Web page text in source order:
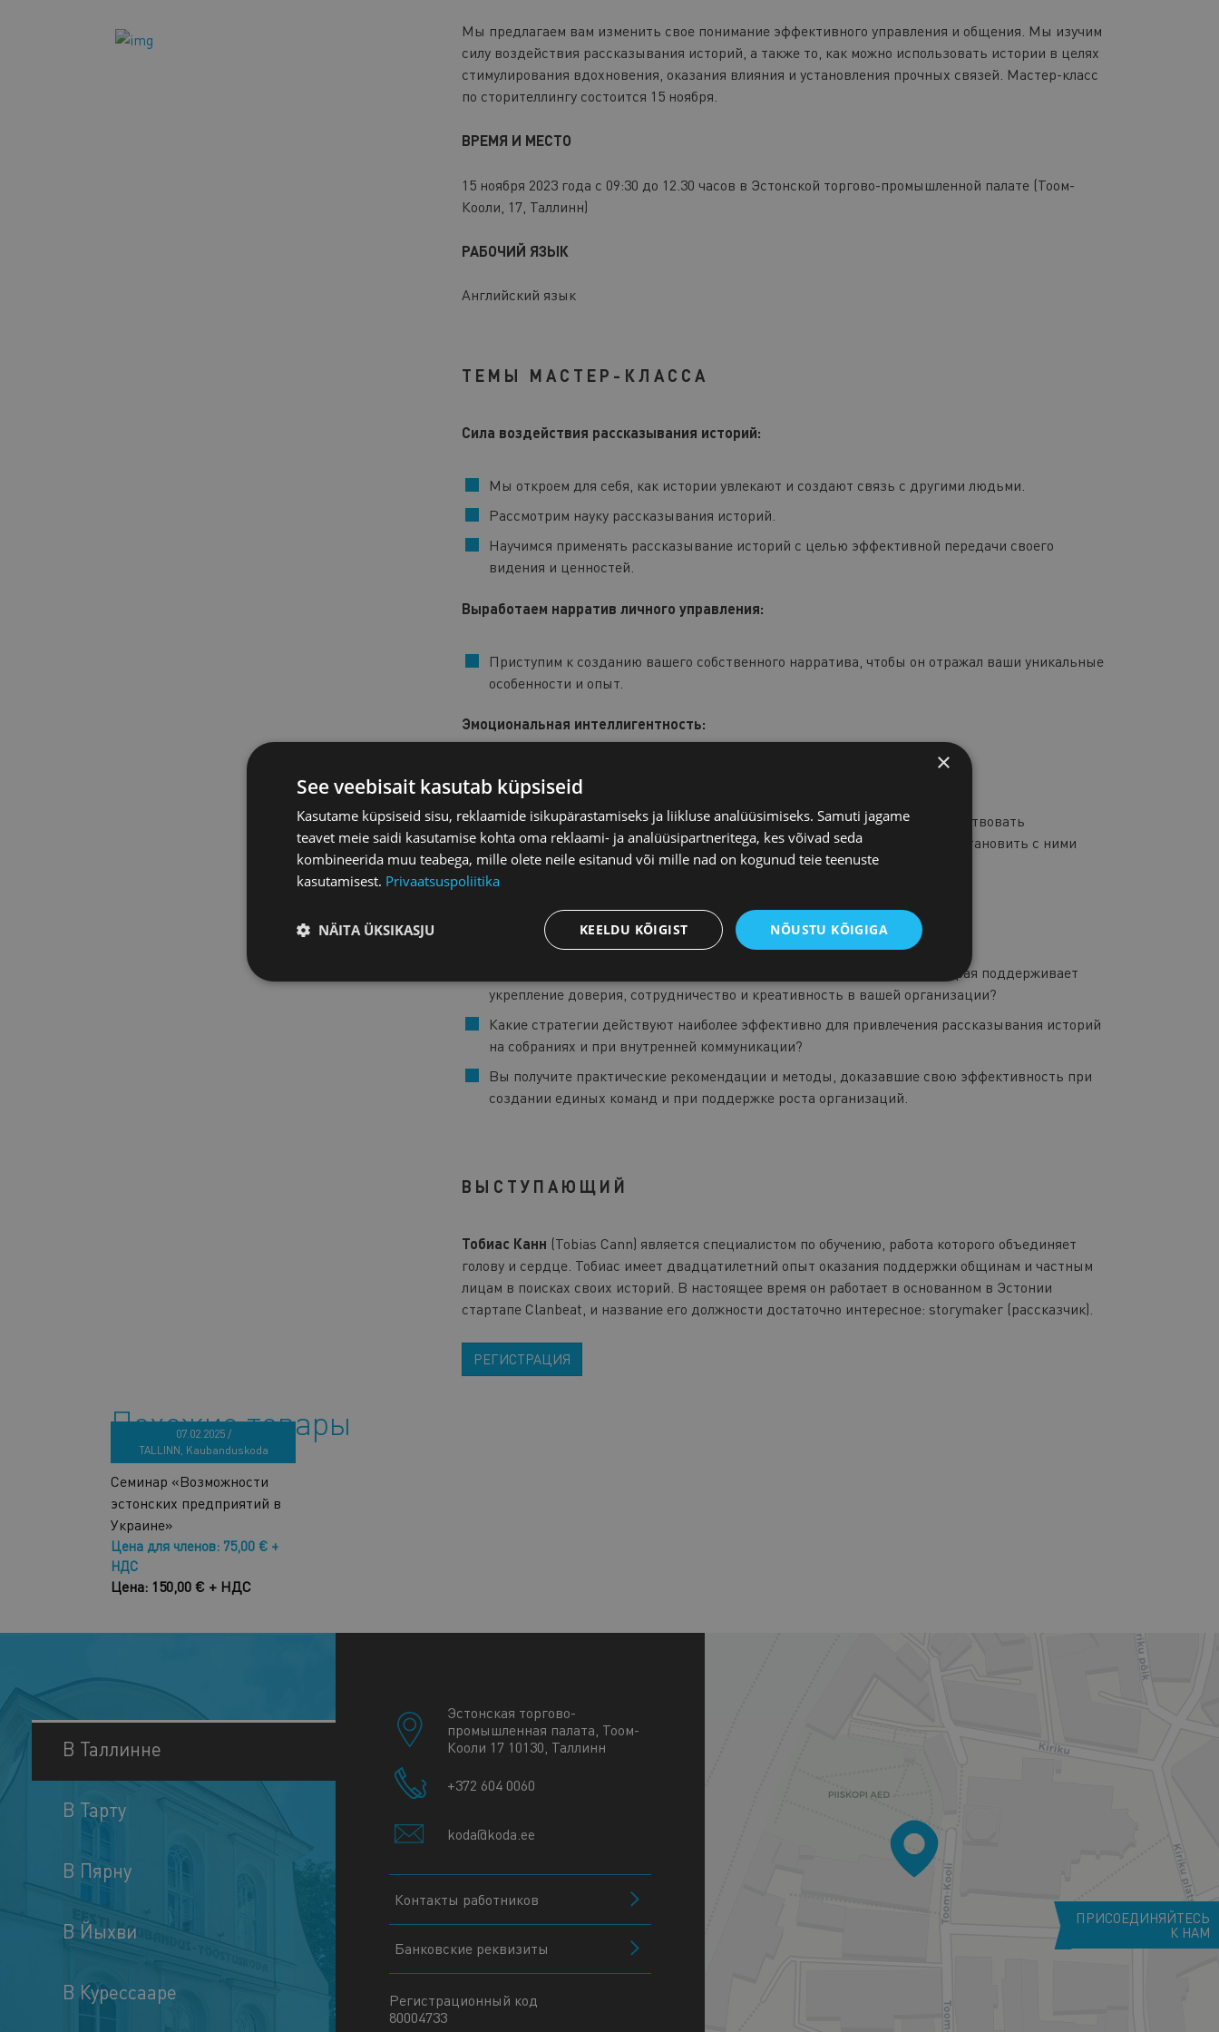
Мы предлагаем вам изменить свое понимание эффективного управления и общения. Мы изучим
силу воздействия рассказывания историй, а также то, как можно использовать истории в целях
стимулирования вдохновения, оказания влияния и установления прочных связей. Мастер-класс
по сторителлингу состоится 15 ноября.
ВРЕМЯ И МЕСТО
15 ноября 2023 года с 09:30 до 12.30 часов в Эстонской торгово-промышленной палате (Тоом-
Кооли, 17, Таллинн)
РАБОЧИЙ ЯЗЫК
Английский язык
ТЕМЫ МАСТЕР-КЛАССА
Сила воздействия рассказывания историй:
Мы откроем для себя, как истории увлекают и создают связь с другими людьми.
Рассмотрим науку рассказывания историй.
Научимся применять рассказывание историй с целью эффективной передачи своего
видения и ценностей.
Выработаем нарратив личного управления:
Приступим к созданию вашего собственного нарратива, чтобы он отражал ваши уникальные
особенности и опыт.
Эмоциональная интеллигентность:
Эмпатия, связи между уязвимостью и подлинностью в управлении.
Мы изучим, как посредством рассказывания историй можно усовершенствовать
эмоциональную интеллигентность, что позволит вам понять других и установить с ними
связь на более значимом уровне.
Продвижение культуры рассказывания историй:
Как способствовать развитию культуры рассказывания историй, которая поддерживает
укрепление доверия, сотрудничество и креативность в вашей организации?
Какие стратегии действуют наиболее эффективно для привлечения рассказывания историй
на собраниях и при внутренней коммуникации?
Вы получите практические рекомендации и методы, доказавшие свою эффективность при
создании единых команд и при поддержке роста организаций.
ВЫСТУПАЮЩИЙ
Тобиас Канн (Tobias Cann) является специалистом по обучению, работа которого объединяет
голову и сердце. Тобиас имеет двадцатилетний опыт оказания поддержки общинам и частным
лицам в поисках своих историй. В настоящее время он работает в основанном в Эстонии
стартапе Clanbeat, и название его должности достаточно интересное: storymaker (рассказчик).
РЕГИСТРАЦИЯ
Похожие товары
07.02.2025 /
TALLINN, Kaubanduskoda
Семинар «Возможности
эстонских предприятий в
Украине»
Цена для членов: 75,00 € +
НДС
Цена: 150,00 € + НДС
В Таллинне
В Тарту
В Пярну
В Йыхви
В Курессааре
Эстонская торгово-
промышленная палата, Тоом-
Кооли 17 10130, Таллинн
+372 604 0060
koda@koda.ee
Контакты работников
Банковские реквизиты
Регистрационный код
80004733
ПРИСОЕДИНЯЙТЕСЬ
К НАМ
×
See veebisait kasutab küpsiseid
Kasutame küpsiseid sisu, reklaamide isikupärastamiseks ja liikluse analüüsimiseks. Samuti jagame
teavet meie saidi kasutamise kohta oma reklaami- ja analüüsipartneritega, kes võivad seda
kombineerida muu teabega, mille olete neile esitanud või mille nad on kogunud teie teenuste
kasutamisest. Privaatsuspoliitika
NÕUSTU KÕIGIGA
KEELDU KÕIGIST
NÄITA ÜKSIKASJU